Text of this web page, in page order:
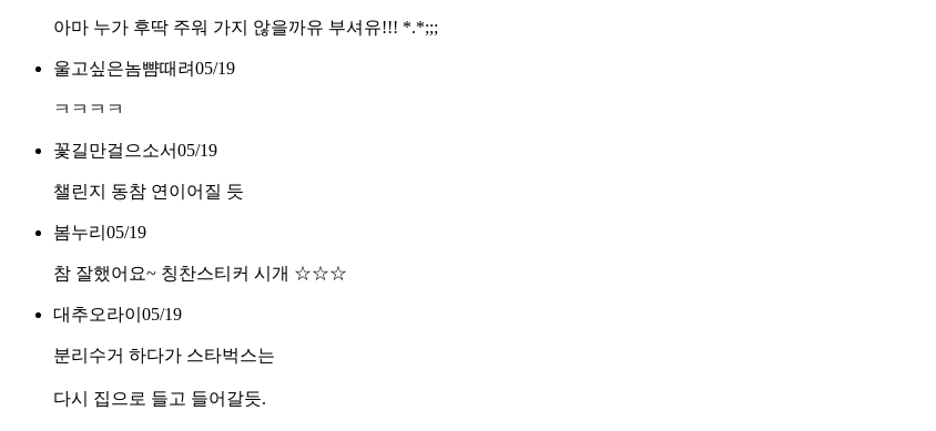
아마 누가 후딱 주워 가지 않을까유 부셔유!!! *.*;;;
울고싶은놈뺨때려05/19
ㅋㅋㅋㅋ
꽃길만걸으소서05/19
챌린지 동참 연이어질 듯
봄누리 05/19
참 잘했어요~ 칭찬스티커 시개 ☆☆☆
대추오라이 05/19
분리수거 하다가 스타벅스는
다시 집으로 들고 들어갈듯.